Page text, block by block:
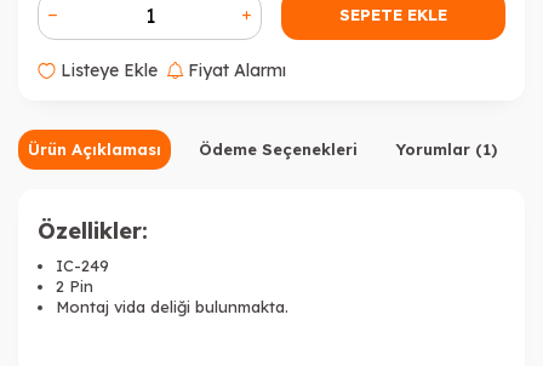
SEPETE EKLE
Listeye Ekle Fiyat Alarmı
Ürün Açıklaması Ödeme Seçenekleri Yorumlar (1)
Özellikler:
IC-249
2 Pin
Montaj vida deliği bulunmakta.